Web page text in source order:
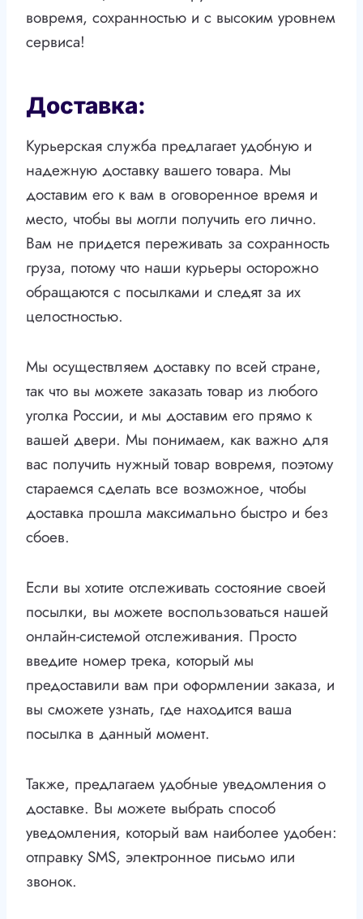
вовремя, сохранностью и с высоким уровнем
сервиса!
Доставка:
Курьерская служба предлагает удобную и
надежную доставку вашего товара. Мы
доставим его к вам в оговоренное время и
место, чтобы вы могли получить его лично.
Вам не придется переживать за сохранность
груза, потому что наши курьеры осторожно
обращаются с посылками и следят за их
целостностью.
Мы осуществляем доставку по всей стране,
так что вы можете заказать товар из любого
уголка России, и мы доставим его прямо к
вашей двери. Мы понимаем, как важно для
вас получить нужный товар вовремя, поэтому
стараемся сделать все возможное, чтобы
доставка прошла максимально быстро и без
сбоев.
Если вы хотите отслеживать состояние своей
посылки, вы можете воспользоваться нашей
онлайн-системой отслеживания. Просто
введите номер трека, который мы
предоставили вам при оформлении заказа, и
вы сможете узнать, где находится ваша
посылка в данный момент.
Также, предлагаем удобные уведомления о
доставке. Вы можете выбрать способ
уведомления, который вам наиболее удобен:
отправку SMS, электронное письмо или
звонок.